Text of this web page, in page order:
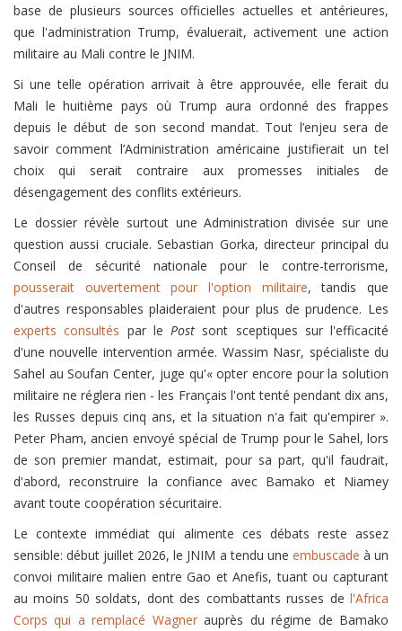
base de plusieurs sources officielles actuelles et antérieures,
que l'administration Trump, évaluerait, activement une action
militaire au Mali contre le JNIM.
Si une telle opération arrivait à être approuvée, elle ferait du
Mali le huitième pays où Trump aura ordonné des frappes
depuis le début de son second mandat. Tout l’enjeu sera de
savoir comment l’Administration américaine justifierait un tel
choix qui serait contraire aux promesses initiales de
désengagement des conflits extérieurs.
Le dossier révèle surtout une Administration divisée sur une
question aussi cruciale. Sebastian Gorka, directeur principal du
Conseil de sécurité nationale pour le contre-terrorisme,
pousserait ouvertement pour l'option militaire, tandis que
d'autres responsables plaideraient pour plus de prudence. Les
experts consultés par le Post sont sceptiques sur l'efficacité
d'une nouvelle intervention armée. Wassim Nasr, spécialiste du
Sahel au Soufan Center, juge qu'« opter encore pour la solution
militaire ne réglera rien - les Français l'ont tenté pendant dix ans,
les Russes depuis cinq ans, et la situation n'a fait qu'empirer ».
Peter Pham, ancien envoyé spécial de Trump pour le Sahel, lors
de son premier mandat, estimait, pour sa part, qu'il faudrait,
d'abord, reconstruire la confiance avec Bamako et Niamey
avant toute coopération sécuritaire.
Le contexte immédiat qui alimente ces débats reste assez
sensible: début juillet 2026, le JNIM a tendu une embuscade à un
convoi militaire malien entre Gao et Anefis, tuant ou capturant
au moins 50 soldats, dont des combattants russes de l'Africa
Corps qui a remplacé Wagnerauprès du régime de Bamako